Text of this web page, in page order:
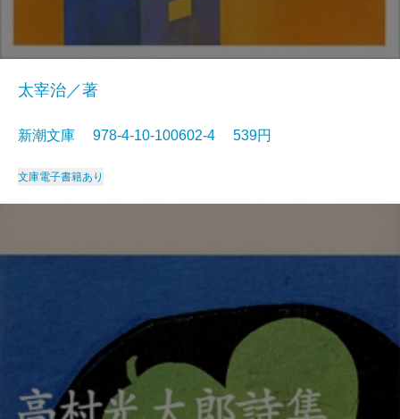
太宰治／著
新潮文庫 978-4-10-100602-4 539円
文庫電子書籍あり